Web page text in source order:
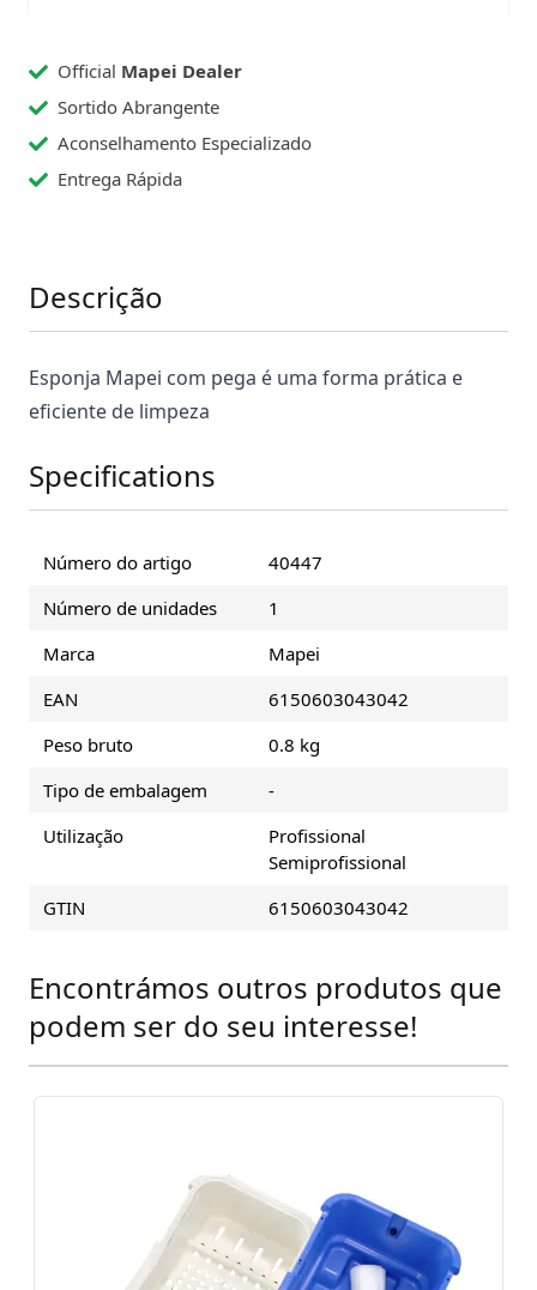
Official Mapei Dealer
Sortido Abrangente
Aconselhamento Especializado
Entrega Rápida
Descrição
Esponja Mapei com pega é uma forma prática e
eficiente de limpeza
Specifications
Número do artigo
40447
Número de unidades
1
Marca
Mapei
EAN
6150603043042
Peso bruto
0.8 kg
Tipo de embalagem
-
Utilização
Profissional
Semiprofissional
GTIN
6150603043042
Press to skip carousel
Encontrámos outros produtos que
podem ser do seu interesse!